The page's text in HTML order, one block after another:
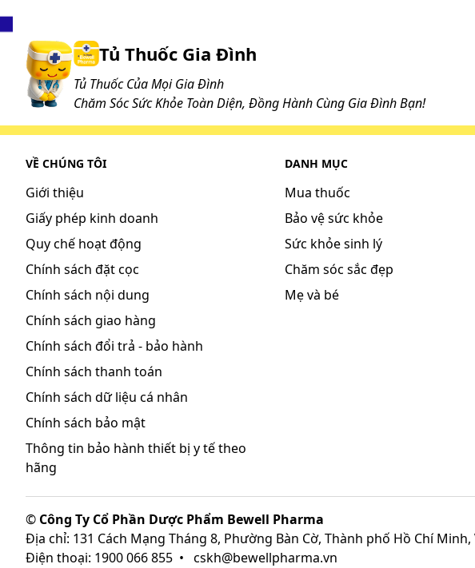
Tủ Thuốc Gia Đình
Tủ Thuốc Của Mọi Gia Đình
Chăm Sóc Sức Khỏe Toàn Diện, Đồng Hành Cùng Gia Đình Bạn!
VỀ CHÚNG TÔI
Giới thiệu
Giấy phép kinh doanh
Quy chế hoạt động
Chính sách đặt cọc
Chính sách nội dung
Chính sách giao hàng
Chính sách đổi trả - bảo hành
Chính sách thanh toán
Chính sách dữ liệu cá nhân
Chính sách bảo mật
Thông tin bảo hành thiết bị y tế theo
hãng
DANH MỤC
Mua thuốc
Bảo vệ sức khỏe
Sức khỏe sinh lý
Chăm sóc sắc đẹp
Mẹ và bé
© Công Ty Cổ Phần Dược Phẩm Bewell Pharma
Địa chỉ: 131 Cách Mạng Tháng 8, Phường Bàn Cờ, Thành phố Hồ Chí Minh,
Điện thoại: 1900 066 855 • cskh@bewellpharma.vn